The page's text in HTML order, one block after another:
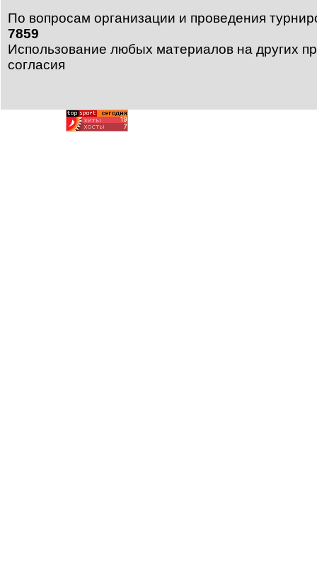
По вопросам организации и проведения
7859
Использование любых материалов на других
согласия